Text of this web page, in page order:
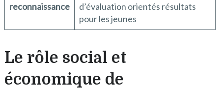
reconnaissance
d’évaluation orientés résultats
pour les jeunes
Le rôle social et
économique de